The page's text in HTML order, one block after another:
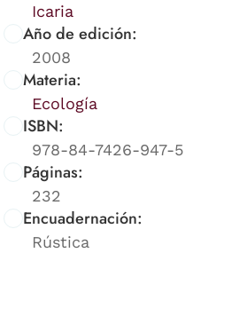
Icaria
Año de edición:
2008
Materia:
Ecología
ISBN:
978-84-7426-947-5
Páginas:
232
Encuadernación:
Rústica